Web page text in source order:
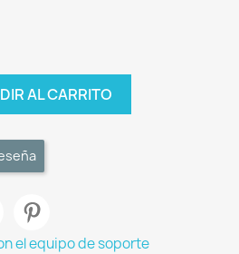
AL CARRITO
el equipo de soporte